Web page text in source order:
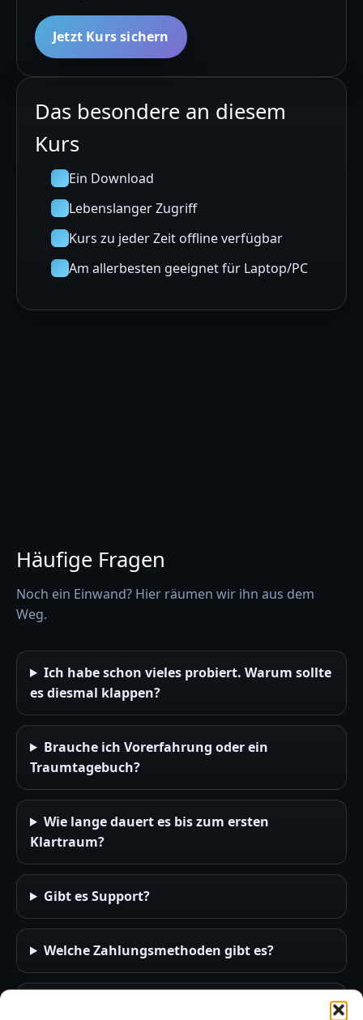
Jetzt Kurs sichern
Das besondere an diesem
Kurs
Ein Download
Lebenslanger Zugriff
Kurs zu jeder Zeit offline verfügbar
Am allerbesten geeignet für Laptop/PC
Häufige Fragen
Noch ein Einwand? Hier räumen wir ihn aus dem
Weg.
Ich habe schon vieles probiert. Warum sollte
es diesmal klappen?
Brauche ich Vorerfahrung oder ein
Traumtagebuch?
Wie lange dauert es bis zum ersten
Klartraum?
Gibt es Support?
Welche Zahlungsmethoden gibt es?